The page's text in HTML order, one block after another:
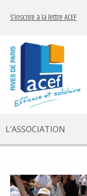
S'inscrire à la lettre ACEF
L’ASSOCIATION